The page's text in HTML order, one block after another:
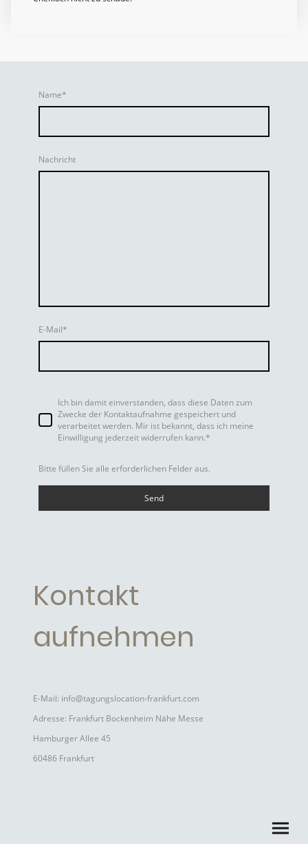
Name*
Nachricht
E-Mail*
Ich bin damit einverstanden, dass diese Daten zum
Zwecke der Kontaktaufnahme gespeichert und
verarbeitet werden. Mir ist bekannt, dass ich meine
Einwilligung jederzeit widerrufen kann.*
Bitte füllen Sie alle erforderlichen Felder aus.
Send
Kontakt
aufnehmen
E-Mail: info@tagungslocation-frankfurt.com
Adresse: Frankfurt Bockenheim Nähe Messe
Hamburger Allee 45
60486 Frankfurt